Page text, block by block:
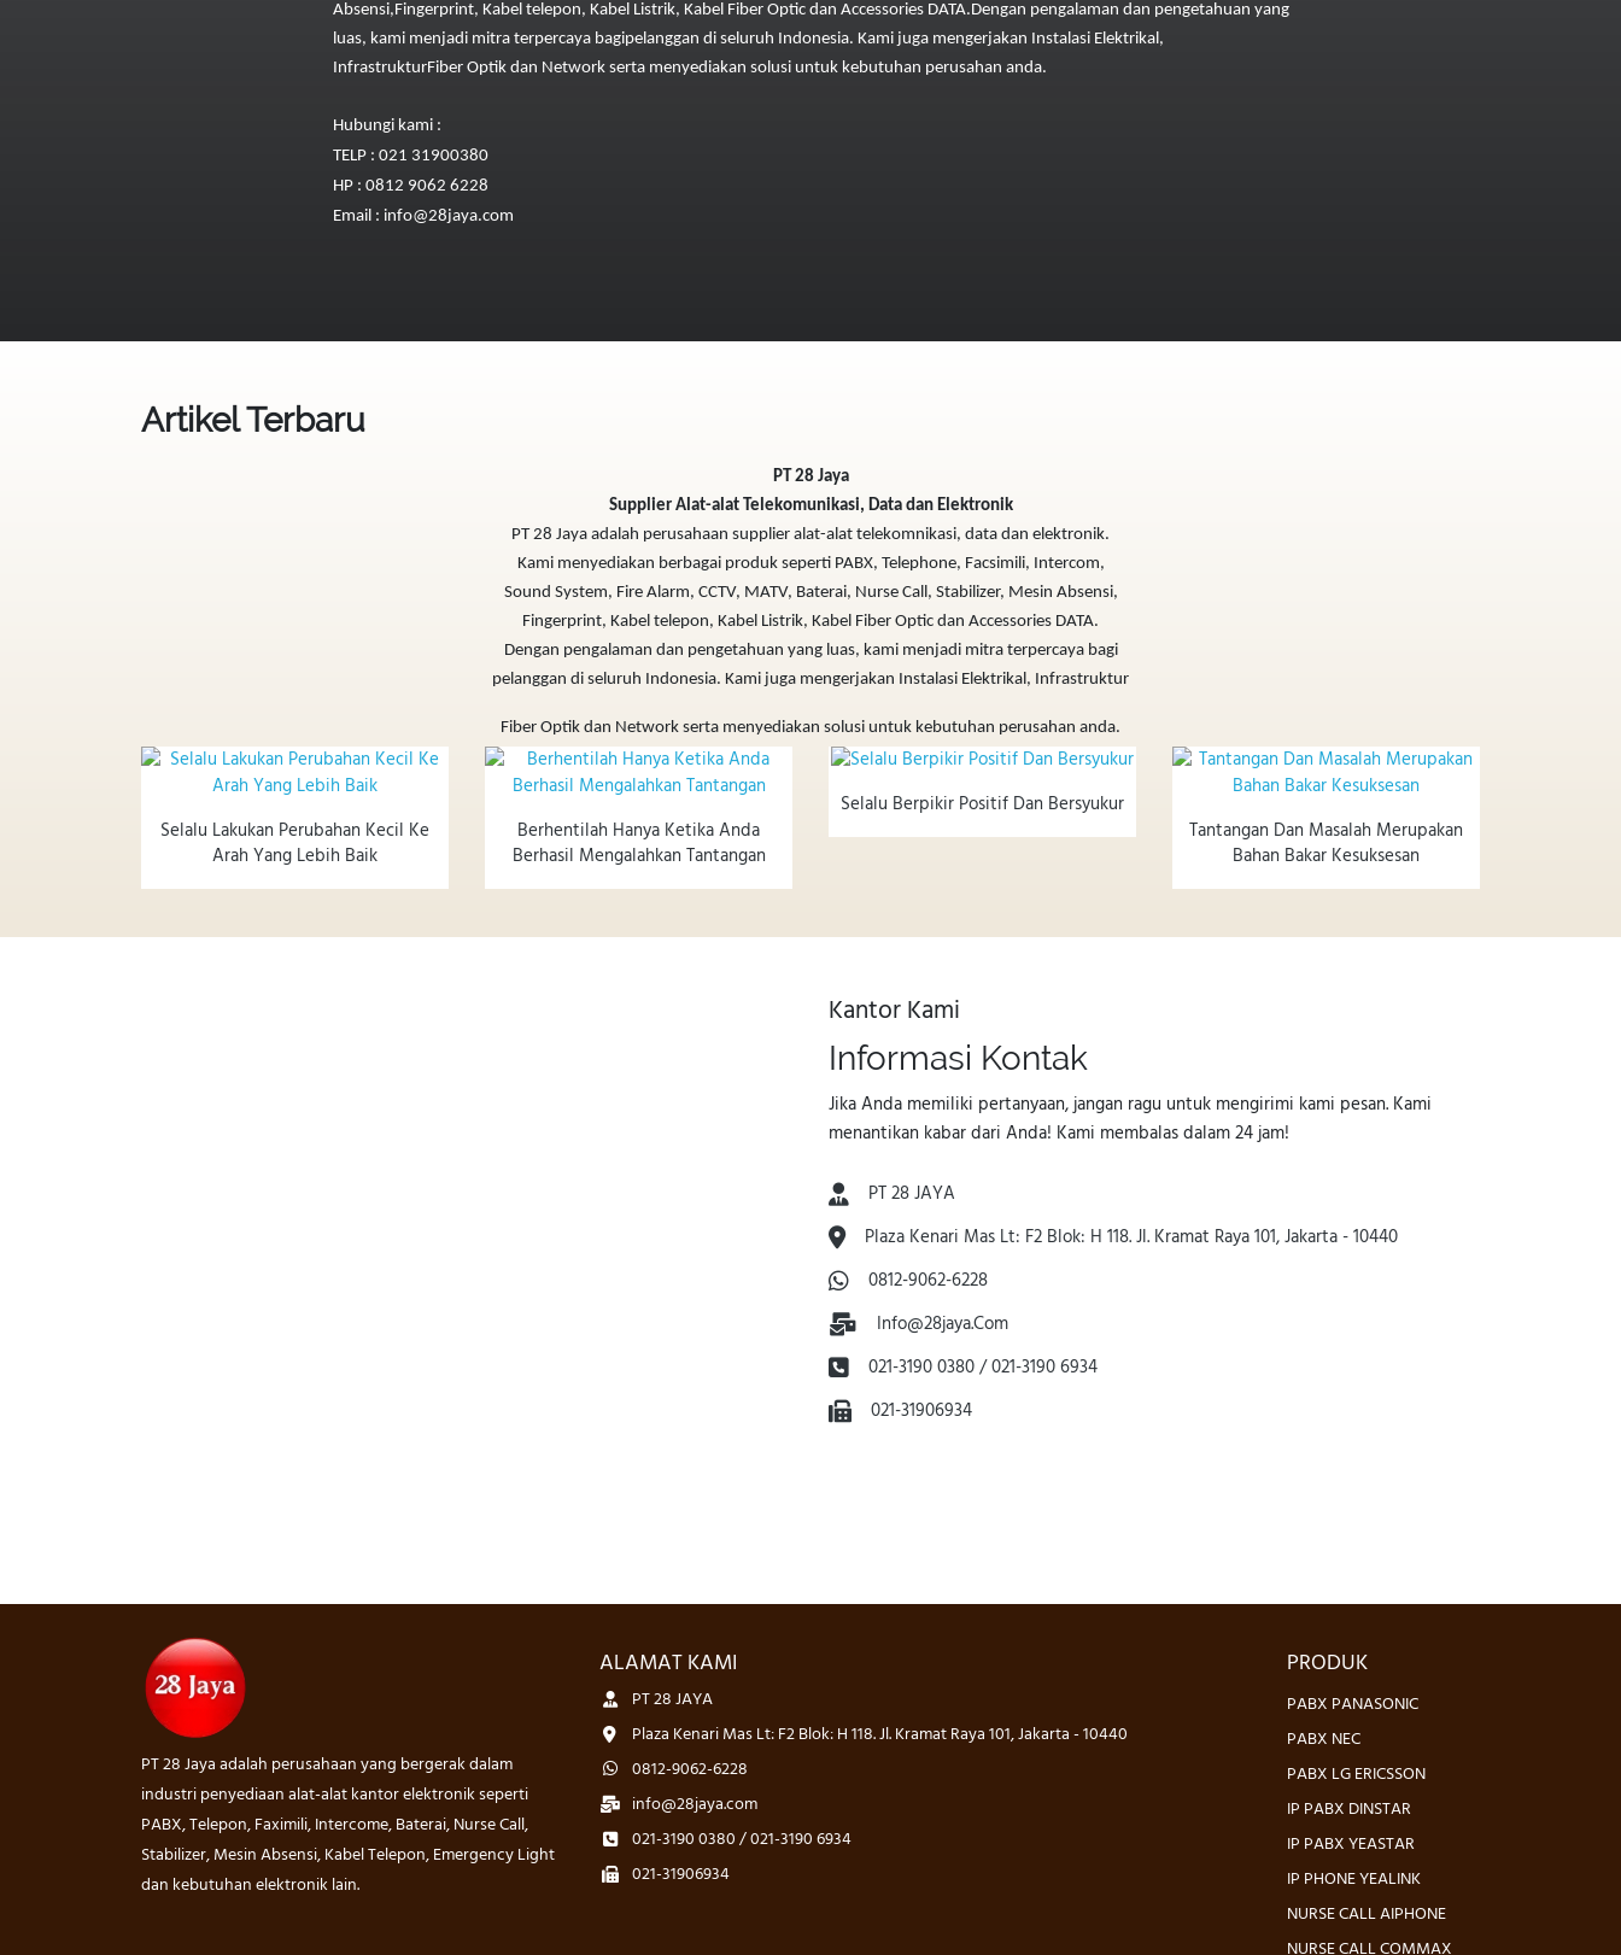
Absensi,Fingerprint, Kabel telepon, Kabel Listrik, Kabel Fiber Optic dan Accessories DATA.Dengan pengalaman dan pengetahuan yang
luas, kami menjadi mitra terpercaya bagipelanggan di seluruh Indonesia. Kami juga mengerjakan Instalasi Elektrikal,
InfrastrukturFiber Optik dan Network serta menyediakan solusi untuk kebutuhan perusahan anda.
Hubungi kami :
TELP : 021 31900380
HP : 0812 9062 6228
Email : info@28jaya.com
Artikel Terbaru
PT 28 Jaya
Supplier Alat-alat Telekomunikasi, Data dan Elektronik
PT 28 Jaya adalah perusahaan supplier alat-alat telekomnikasi, data dan elektronik.
Kami menyediakan berbagai produk seperti PABX, Telephone, Facsimili, Intercom,
Sound System, Fire Alarm, CCTV, MATV, Baterai, Nurse Call, Stabilizer, Mesin Absensi,
Fingerprint, Kabel telepon, Kabel Listrik, Kabel Fiber Optic dan Accessories DATA.
Dengan pengalaman dan pengetahuan yang luas, kami menjadi mitra terpercaya bagi
pelanggan di seluruh Indonesia. Kami juga mengerjakan Instalasi Elektrikal, Infrastruktur
Fiber Optik dan Network serta menyediakan solusi untuk kebutuhan perusahan anda.
Selalu Lakukan Perubahan Kecil Ke
Arah Yang Lebih Baik
Berhentilah Hanya Ketika Anda
Berhasil Mengalahkan Tantangan
Selalu Berpikir Positif Dan Bersyukur
Tantangan Dan Masalah Merupakan
Bahan Bakar Kesuksesan
Kantor Kami
Informasi Kontak
Jika Anda memiliki pertanyaan, jangan ragu untuk mengirimi kami pesan. Kami
menantikan kabar dari Anda! Kami membalas dalam 24 jam!
PT 28 JAYA
Plaza Kenari Mas Lt: F2 Blok: H 118. Jl. Kramat Raya 101, Jakarta - 10440
0812-9062-6228
Info@28jaya.com
021-3190 0380 / 021-3190 6934
021-31906934
PT 28 Jaya adalah perusahaan yang bergerak dalam
industri penyediaan alat-alat kantor elektronik seperti
PABX, Telepon, Faximili, Intercome, Baterai, Nurse Call,
Stabilizer, Mesin Absensi, Kabel Telepon, Emergency Light
dan kebutuhan elektronik lain.
ALAMAT KAMI
PT 28 JAYA
Plaza Kenari Mas Lt: F2 Blok: H 118. Jl. Kramat Raya 101, Jakarta - 10440
0812-9062-6228
info@28jaya.com
021-3190 0380 / 021-3190 6934
021-31906934
PRODUK
PABX PANASONIC
PABX NEC
PABX LG ERICSSON
IP PABX DINSTAR
IP PABX YEASTAR
IP PHONE YEALINK
NURSE CALL AIPHONE